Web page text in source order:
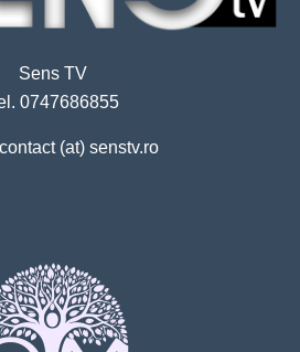
Sens TV
0747686855
(at) senstv.ro